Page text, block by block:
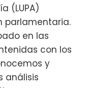
(LUPA)
parlamentaria.
en las
con los
y
análisis